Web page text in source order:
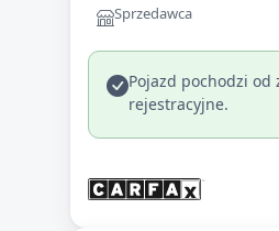
Sprzedawca
Pojazd pochodzi od
rejestracyjne.